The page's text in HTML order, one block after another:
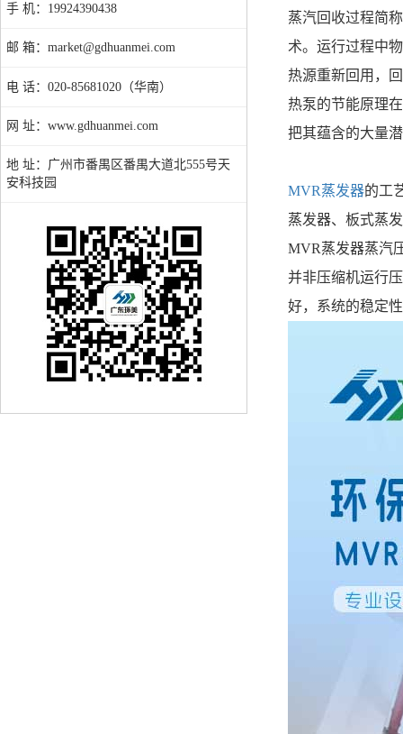
手 机：19924390438
邮 箱：market@gdhuanmei.com
电 话：020-85681020（华南）
网 址：www.gdhuanmei.com
地 址：广州市番禺区番禺大道北555号天
安科技园
蒸汽回收过程简
术。运行过程中
热源重新回用，
热泵的节能原理在
把其蕴含的大量
MVR蒸发器的工
蒸发器、板式蒸
MVR蒸发器蒸汽
并非压缩机运行
好，系统的稳定